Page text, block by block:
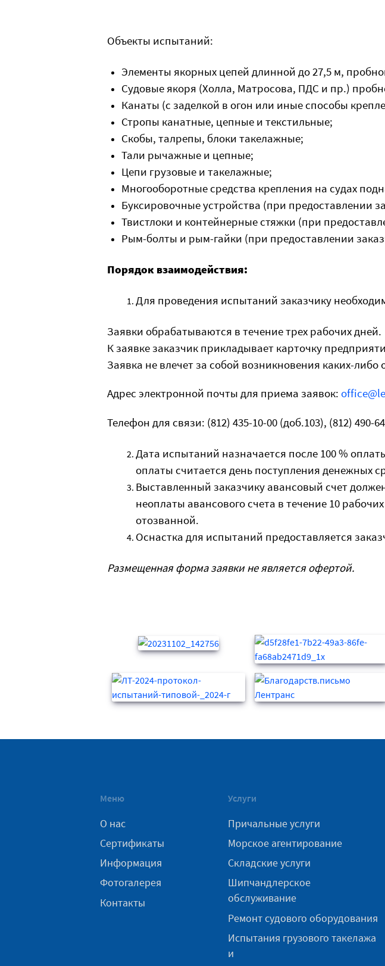
Объекты испытаний:
Элементы якорных цепей длинной до 27,5 м,
Судовые якоря (Холла, Матросова, ПДС и пр.)
Канаты (с заделкой в огон или иные способы
Стропы канатные, цепные и текстильные;
Скобы, талрепы, блоки такелажные;
Тали рычажные и цепные;
Цепи грузовые и такелажные;
Многооборотные средства крепления на судах
Буксировочные устройства (при предоставлении
Твистлоки и контейнерные стяжки (при
Рым-болты и рым-гайки (при предоставлении
Порядок взаимодействия:
Для проведения испытаний заказчику
Заявки обрабатываются в течение трех рабочих дней.
К заявке заказчик прикладывает карточку
Заявка не влечет за собой возникновения каких-либо
Адрес электронной почты для приема заявок:
Телефон для связи: (812) 435-10-00 (доб.103), (812) 490-
Дата испытаний назначается после 100 %
оплаты считается день поступления денежных
Выставленный заказчику авансовый счет
неоплаты авансового счета в течение 10
отозванной.
Оснастка для испытаний предоставляется
Размещенная форма заявки не является офертой.
Меню
О нас
Сертификаты
Информация
Фотогалерея
Контакты
Услуги
Причальные услуги
Морское агентирование
Складские услуги
Шипчандлерское
обслуживание
Ремонт судового оборудования
Испытания грузового такелажа
и